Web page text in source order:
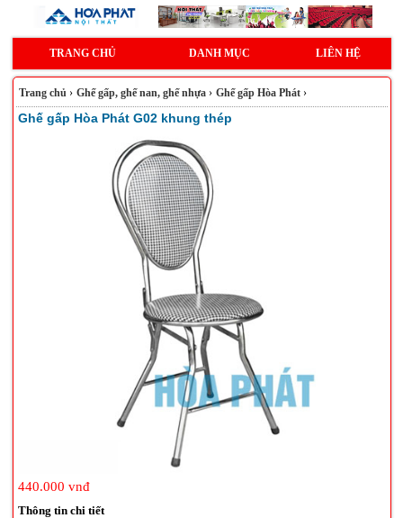
TRANG CHỦ DANH MỤC LIÊN HỆ
Trang chủ› Ghế gấp, ghế nan, ghế nhựa › Ghế gấp Hòa Phát ›
Ghế gấp Hòa Phát G02 khung thép
440.000 vnđ
Thông tin chi tiết